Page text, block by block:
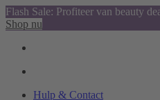
Flash Sale: Profiteer van beauty
Shop nu
Hulp & Contact